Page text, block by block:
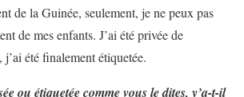
de la Guinée, seulement, je ne peux pas
de mes enfants. J’ai été privée de
j’ai été finalement étiquetée.
ou étiquetée comme vous le dites, y’a-t-il